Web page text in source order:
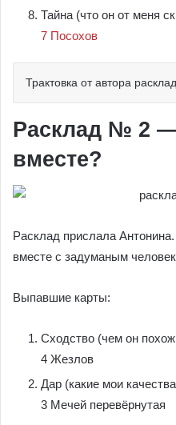
Тайна (что он от меня
7 Посохов
Трактовка от автора
Расклад № 2
вместе?
Расклад прислала
вместе с задуманым
Выпавшие карты:
Сходство (чем он
4 Жезлов
Дар (какие мои
3 Мечей перевёрнутая